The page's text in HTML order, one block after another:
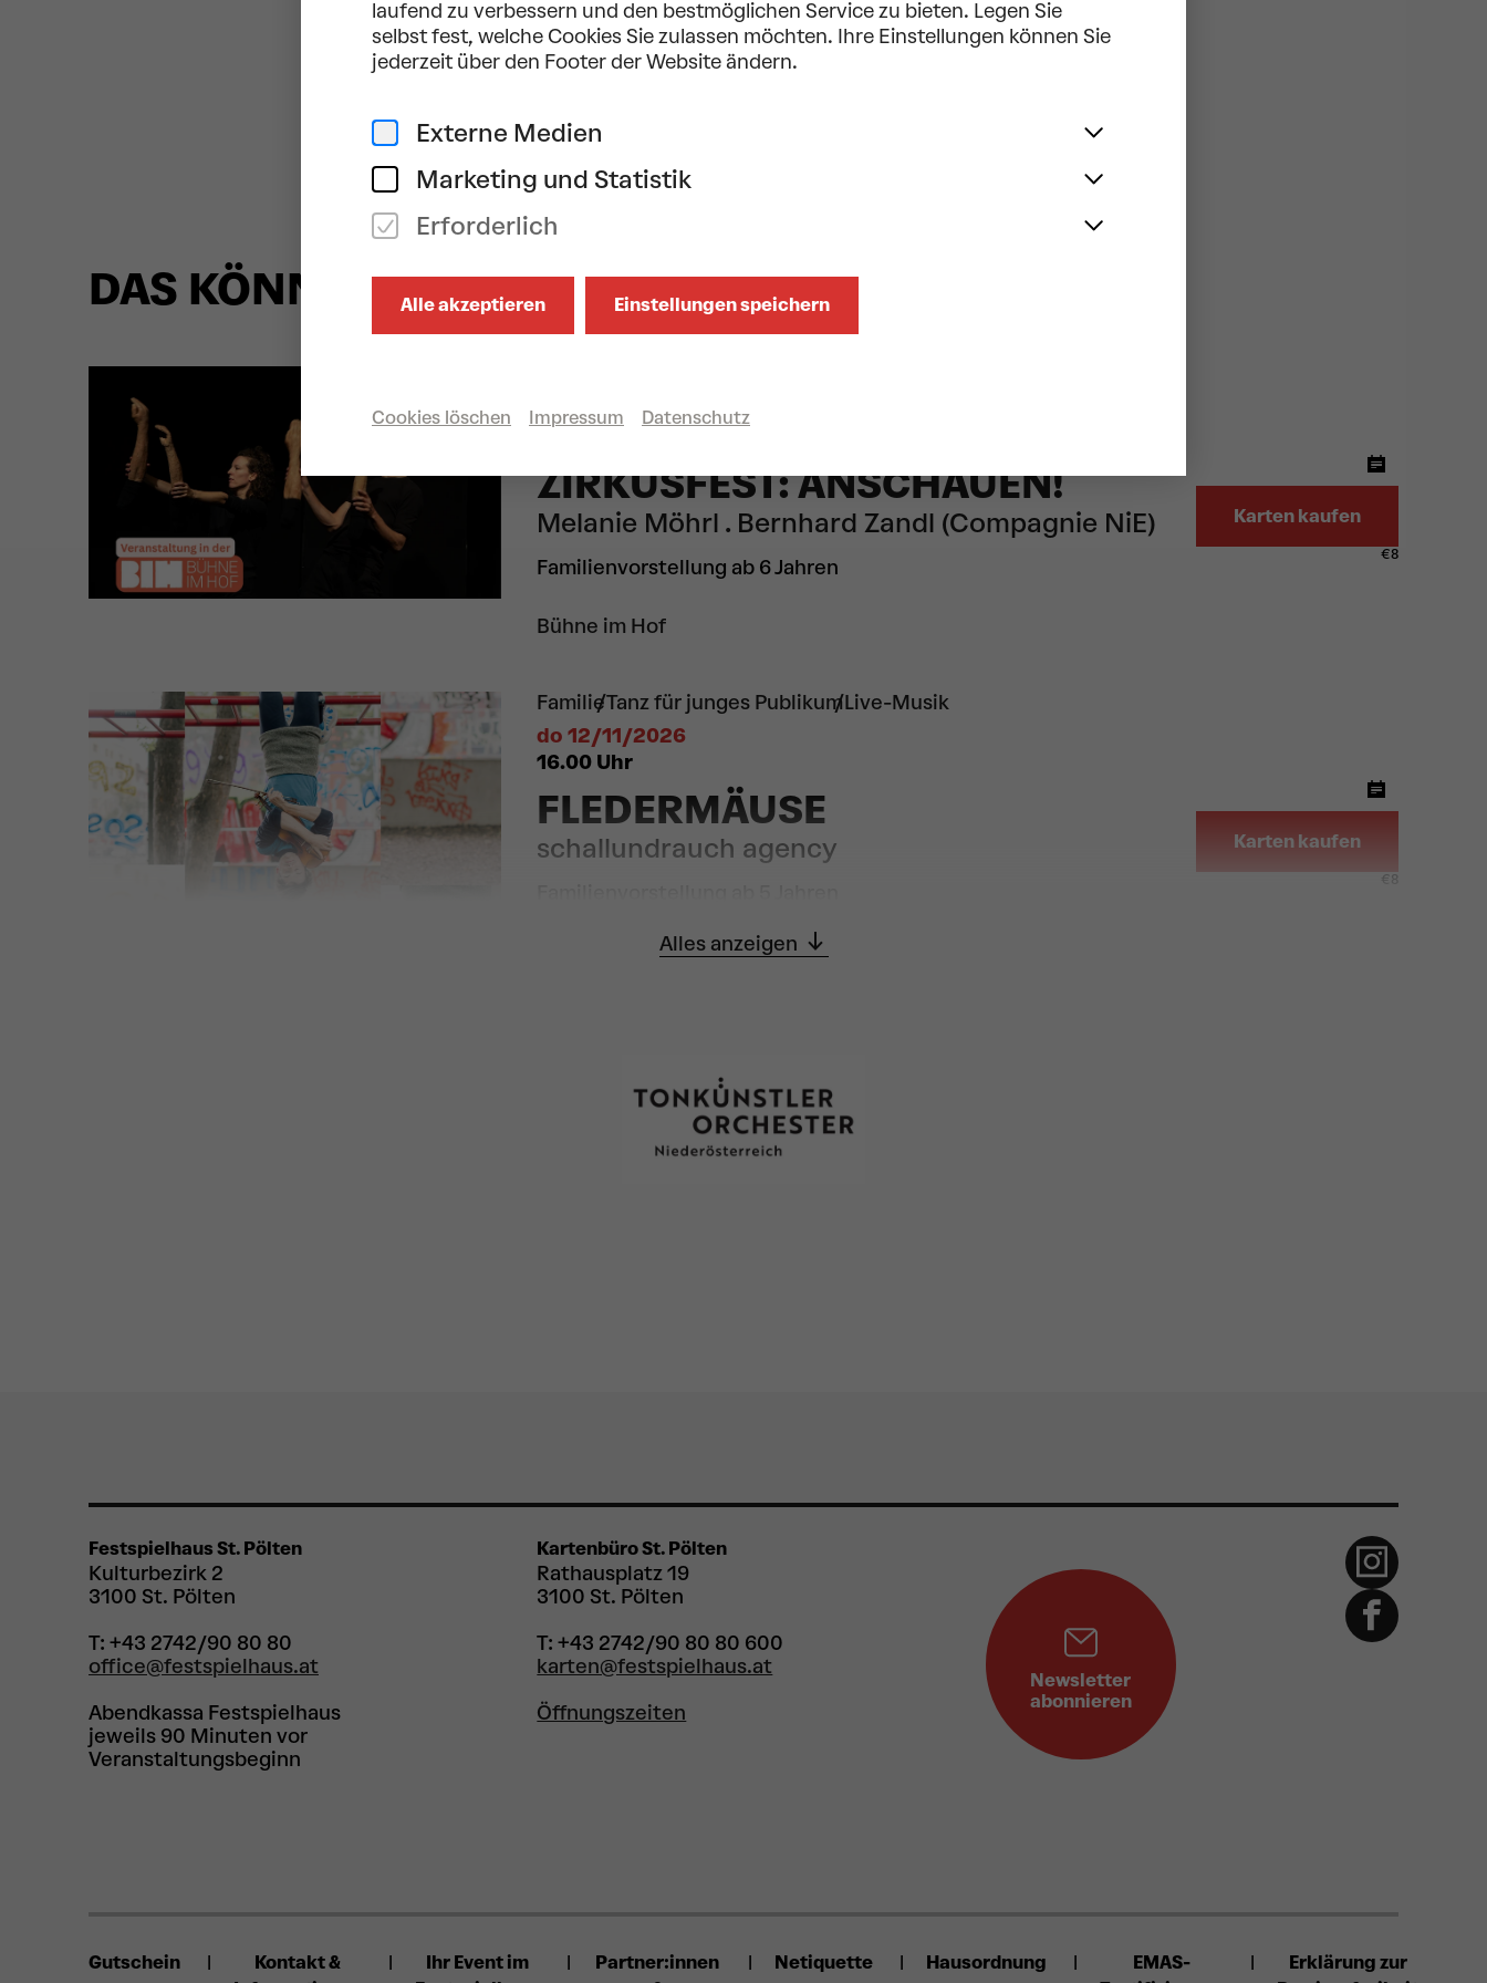
laufend zu verbessern und den bestmöglichen Service zu bieten. Legen Sie
selbst fest, welche Cookies Sie zulassen möchten. Ihre Einstellungen können Sie
jederzeit über den Footer der Website ändern.
Externe Medien
Marketing und Statistik
Erforderlich
Alle akzeptieren Einstellungen speichern
Cookies löschen Impressum Datenschutz
BESETZUNG
Moderation,Jakob Lehmann
DAS KÖNNTE IHNEN AUCH GEFALLEN
do 15/10/2026
ZIRKUSFEST: ANSCHAUEN!
Melanie Möhrl . Bernhard Zandl (Compagnie NiE)
Familienvorstellung ab 6 Jahren
Bühne im Hof
Karten kaufen
€8
FamilieTanz für junges PublikumLive-Musik
do 12/11/2026
16.00 Uhr
FLEDERMÄUSE
schallundrauch agency Karten kaufen
€ 8
Uhr
ROTKÄPPCHEN
Sylvain Huc
Familienvorstellung ab 8 Jahren
Bühne
KlassikFamilieMusik für junges Publikum
Tonkünstler-Orchester
do 10/12/2026
Familie Musik für junges PublikumTonkünstler-Orchester
Alles anzeigen
Festspielhaus St. Pölten
Kulturbezirk 2
3100 St. Pölten
T: +43 2742/90 80 80
office@festspielhaus.at
Abendkassa Festspielhaus
jeweils 90 Minuten vor
Veranstaltungsbeginn
Kartenbüro St. Pölten
Rathausplatz 19
3100 St. Pölten
T: +43 2742/90 80 80 600
karten@festspielhaus.at
Öffnungszeiten
Newsletter
abonnieren
Gutschein
Kontakt &
Ihr Event im
Partner:innen
Netiquette Hausordnung
EMAS-
Erklärung zur